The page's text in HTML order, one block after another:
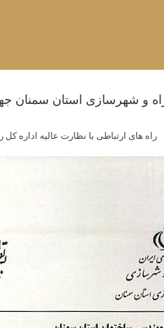
راه و شهرسازی استان سمنان
راه های ارتباطی با نظارت عالیه